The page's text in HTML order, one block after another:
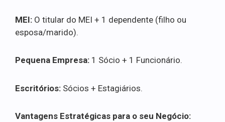
MEI: O titular do MEI + 1 dependente (filho ou
esposa/marido).
Pequena Empresa: 1 Sócio + 1 Funcionário.
Escritórios: Sócios + Estagiários.
Vantagens Estratégicas para o seu Negócio: